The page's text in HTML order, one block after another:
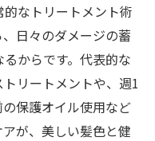
なトリートメント術
日々のダメージの蓄
からです。代表的な
リートメントや、週1
保護オイル使用など
が、美しい髪色と健